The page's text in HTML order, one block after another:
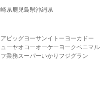
県鹿児島県沖縄県
ビッグヨーサンイトーヨーカドー
ーヤオコーオーケー ヨークベニマル
業務スーパーいかり フジグラン